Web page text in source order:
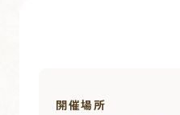
開催場所